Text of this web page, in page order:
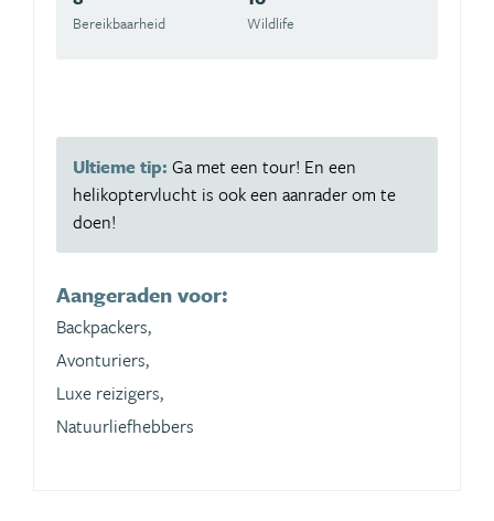
Bereikbaarheid Wildlife
Ultieme tip: Ga met een tour! En een
helikoptervlucht is ook een aanrader om te
doen!
Aangeraden voor:
Backpackers,
Avonturiers,
Luxe reizigers,
Natuurliefhebbers